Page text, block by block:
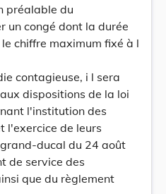
préalable du
un congé dont la durée
chiffre maximum fixé à l
contagieuse, i l sera
dispositions de la loi
l'institution des
l'exercice de leurs
ducal du 24 août
de service des
que du règlement